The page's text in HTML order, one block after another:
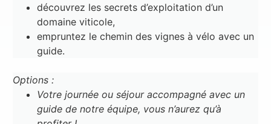
découvrez les secrets d’exploitation d’un
domaine viticole,
empruntez le chemin des vignes à vélo avec un
guide.
Options :
Votre journée ou séjour accompagné avec un
guide de notre équipe, vous n’aurez qu’à